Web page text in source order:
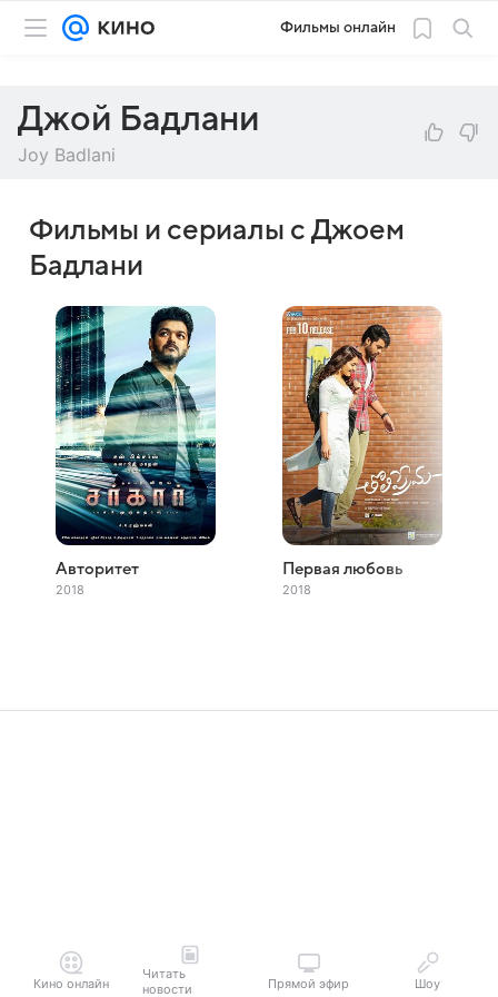
Фильмы онлайн
Джой Бадлани
Joy Badlani
Фильмы и сериалы с Джоем
Бадлани
Авторитет
2018
Первая любовь
2018
Кино онлайн
Читать
новости
Прямой эфир Шоу